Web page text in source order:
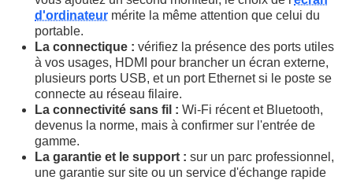
d'ordinateur mérite la même attention que celui du
portable.
La connectique : vérifiez la présence des ports utiles
à vos usages, HDMI pour brancher un écran externe,
plusieurs ports USB, et un port Ethernet si le poste se
connecte au réseau filaire.
La connectivité sans fil : Wi-Fi récent et Bluetooth,
devenus la norme, mais à confirmer sur l'entrée de
gamme.
La garantie et le support : sur un parc professionnel,
une garantie sur site ou un service d'échange rapide